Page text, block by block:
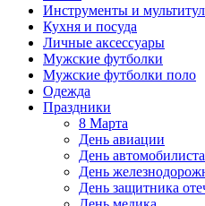
Инструменты и
Кухня и посуда
Личные аксессуары
Мужские футболки
Мужские футболки поло
Одежда
Праздники
8 Марта
День авиации
День автомобилиста
День
День защитника